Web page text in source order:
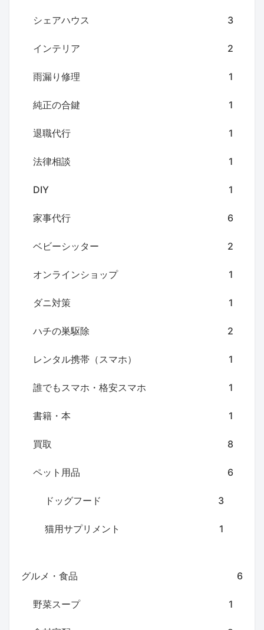
シェアハウス 3
インテリア 2
雨漏り修理 1
純正の合鍵 1
退職代行 1
法律相談 1
DIY 1
家事代行 6
ベビーシッター 2
オンラインショップ 1
ダニ対策 1
ハチの巣駆除 2
レンタル携帯（スマホ） 1
誰でもスマホ・格安スマホ 1
書籍・本 1
買取 8
ペット用品 6
ドッグフード 3
猫用サプリメント 1
グルメ・食品 6
野菜スープ 1